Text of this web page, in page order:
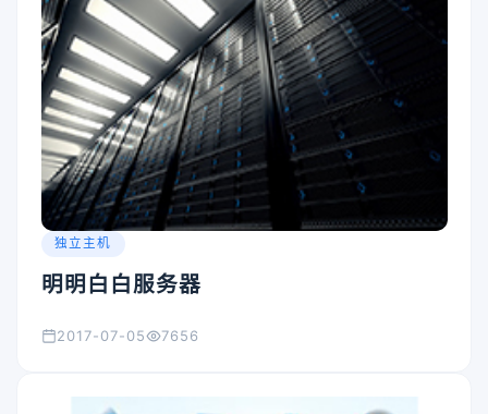
独立主机
明明白白服务器
2017-07-05 7656